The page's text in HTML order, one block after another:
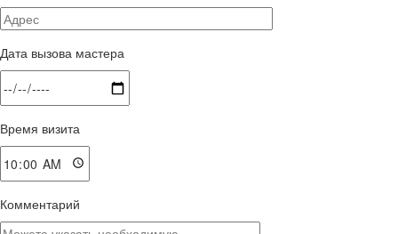
Дата вызова мастера
Время визита
Комментарий